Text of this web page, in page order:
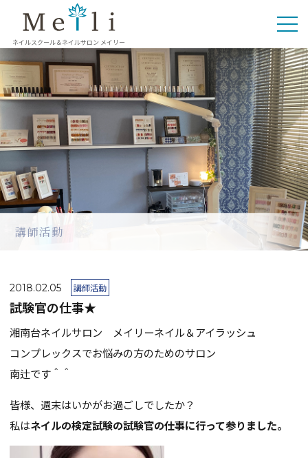
ネイルスクール＆ネイルサロン メイリー
講師活動
2018.02.05 講師活動
試験官の仕事★
湘南台ネイルサロン メイリーネイル＆アイラッシュ
コンプレックスでお悩みの方のためのサロン
南辻です＾＾
皆様、週末はいかがお過ごしでしたか？
私はネイルの検定試験の試験官の仕事に行って参りました。